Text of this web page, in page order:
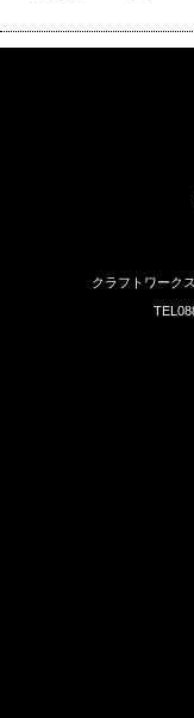
クラフトワーク